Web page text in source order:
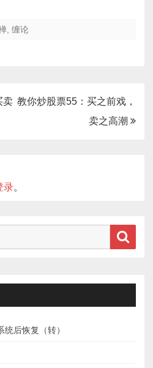
缠论
卖 教你炒股票55：买之前戏，
卖之高潮
录。
后恢复（转）